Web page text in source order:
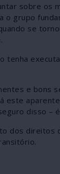
sobre os
o grupo
se
tenha
e bons
este
disso –
dos